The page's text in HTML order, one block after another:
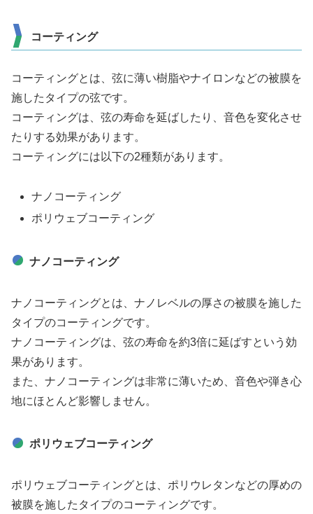
コーティング
コーティングとは、弦に薄い樹脂やナイロンなどの被膜を
施したタイプの弦です。
コーティングは、弦の寿命を延ばしたり、音色を変化させ
たりする効果があります。
コーティングには以下の2種類があります。
ナノコーティング
ポリウェブコーティング
ナノコーティング
ナノコーティングとは、ナノレベルの厚さの被膜を施した
タイプのコーティングです。
ナノコーティングは、弦の寿命を約3倍に延ばすという効
果があります。
また、ナノコーティングは非常に薄いため、音色や弾き心
地にほとんど影響しません。
ポリウェブコーティング
ポリウェブコーティングとは、ポリウレタンなどの厚めの
被膜を施したタイプのコーティングです。